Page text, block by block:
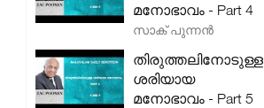
മനോഭാവം - Part 4
സാക് പുന്നൻ
തിരുത്തലിനോടുള്ള
ശരിയായ
മനോഭാവം - Part 5